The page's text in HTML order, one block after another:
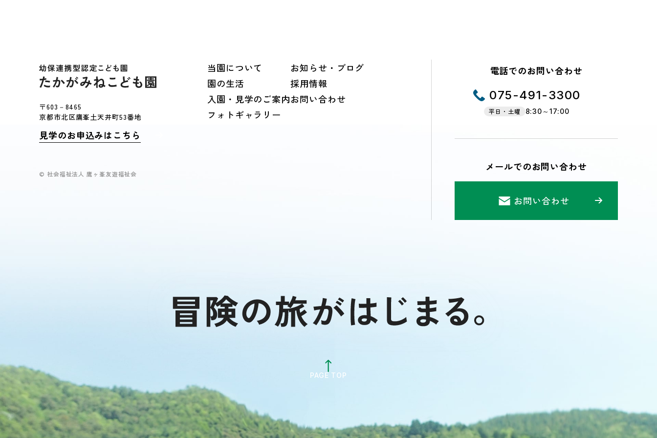
〒603－8465
京都市北区鷹峯土天井町53番地
見学のお申込みはこちら
当園について
園の生活
入園・見学のご案内
フォトギャラリー
お知らせ・ブログ
採用情報
お問い合わせ
電話でのお問い合わせ
075-491-3300
平日・土曜 8:30～17:00
メールでのお問い合わせ
お問い合わせ
© 社会福祉法人 鷹ヶ峯友遊福祉会
PAGE TOP